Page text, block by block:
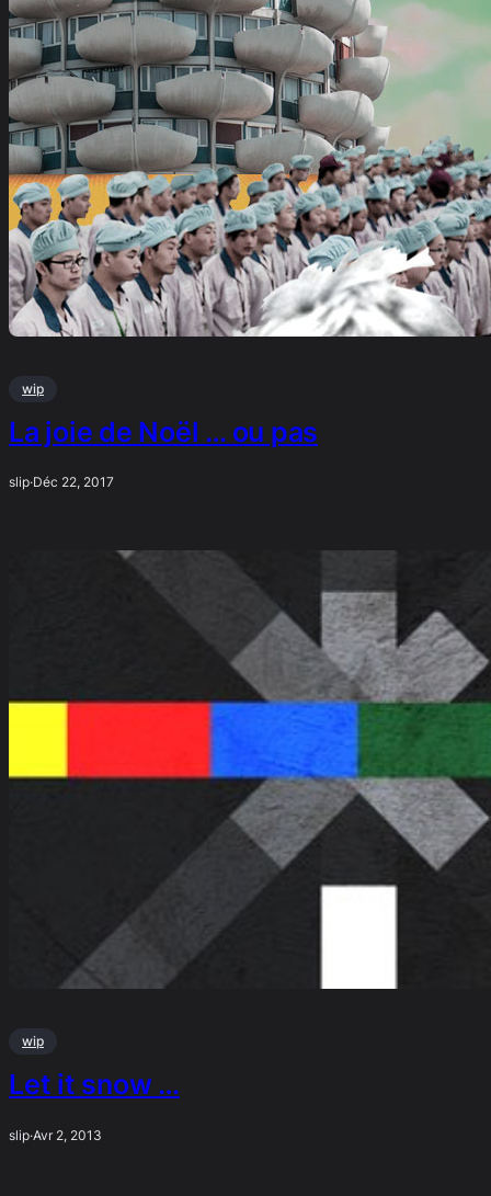
wip
La joie de Noël … ou pas
slip·Déc 22, 2017
wip
Let it snow …
slip·Avr 2, 2013